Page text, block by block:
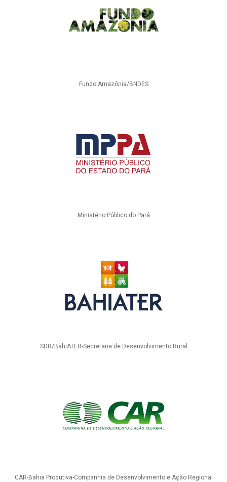
Fundo Amazônia/BNDES
Ministério Público do Pará
SDR/BahiATER-Secretaria de Desenvolvimento Rural
CAR-Bahia Produtiva-Companhia de Desenvolvimento e Ação Regional